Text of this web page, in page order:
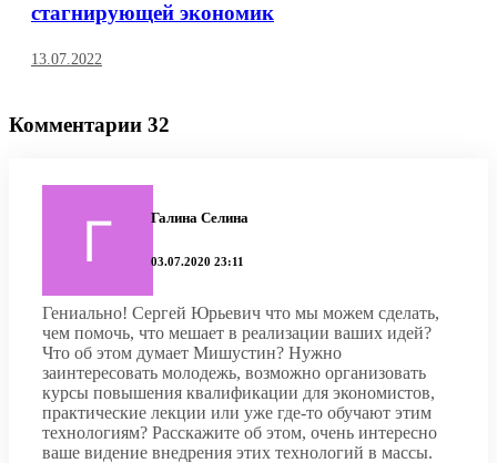
стагнирующей экономик
13.07.2022
Комментарии 32
Галина Селина
03.07.2020 23:11
Гениально! Сергей Юрьевич что мы можем сделать,
чем помочь, что мешает в реализации ваших идей?
Что об этом думает Мишустин? Нужно
заинтересовать молодежь, возможно организовать
курсы повышения квалификации для экономистов,
практические лекции или уже где-то обучают этим
технологиям? Расскажите об этом, очень интересно
ваше видение внедрения этих технологий в массы.